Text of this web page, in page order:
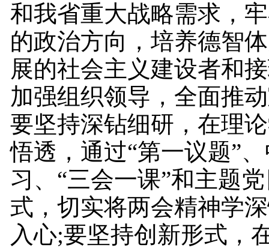
和我省重大战略需求，
的政治方向，培养德智
展的社会主义建设者和
加强组织领导，全面推
要坚持深钻细研，在理
悟透，通过“第一议题”
习、“三会一课”和主题
式，切实将两会精神学
入心;要坚持创新形式，